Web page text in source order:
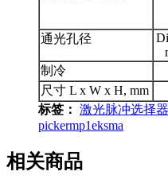
通光孔径
制冷
尺寸 L x W x H, mm
标签： 激光脉冲选择器
pickermp1eksma
相关商品